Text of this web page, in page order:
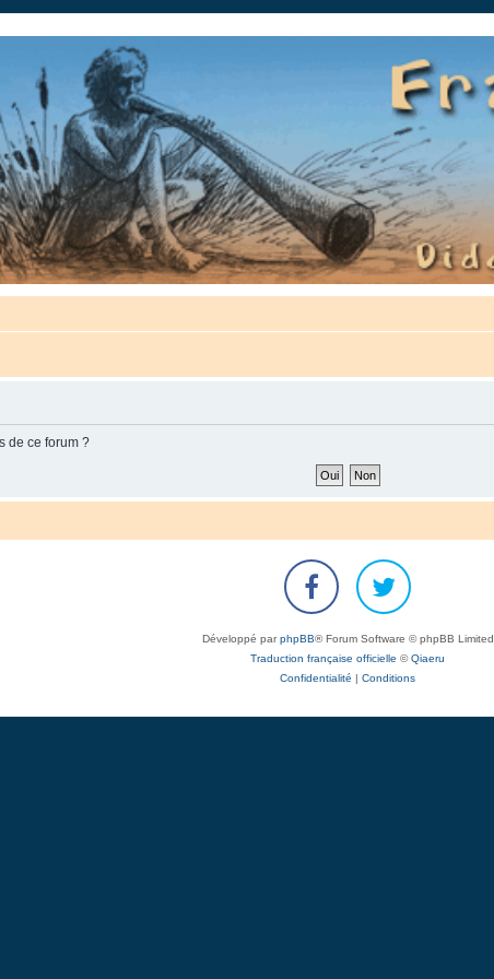
la communauté.
de ce forum ?
Développé parphpBB® Forum Software © phpBB Limited
Traduction française officielle ©Qiaeru
Confidentialité | Conditions